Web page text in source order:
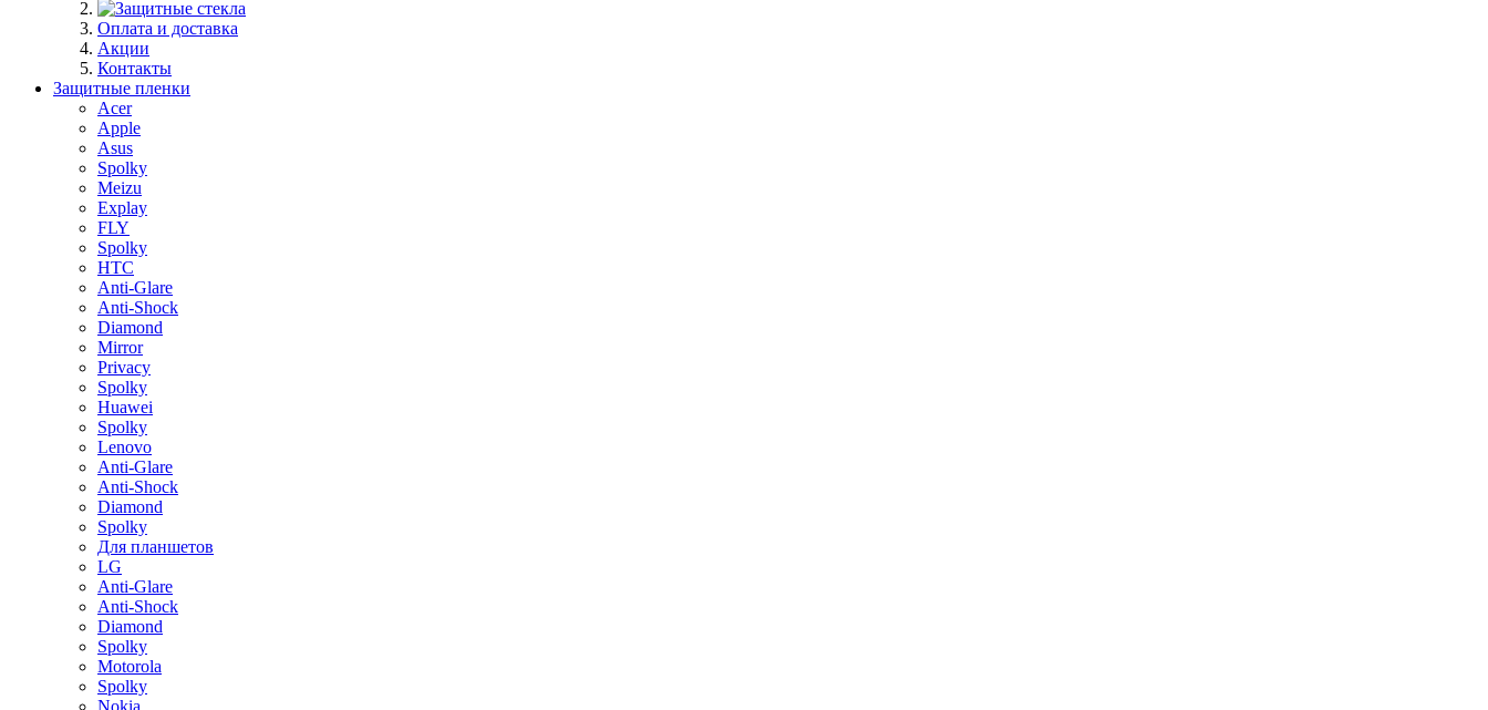
Оплата и доставка
Акции
Контакты
Защитные пленки
Acer
Apple
Asus
Spolky
Meizu
Explay
FLY
Spolky
HTC
Anti-Glare
Anti-Shock
Diamond
Mirror
Privacy
Spolky
Huawei
Spolky
Lenovo
Anti-Glare
Anti-Shock
Diamond
Spolky
Для планшетов
LG
Anti-Glare
Anti-Shock
Diamond
Spolky
Motorola
Spolky